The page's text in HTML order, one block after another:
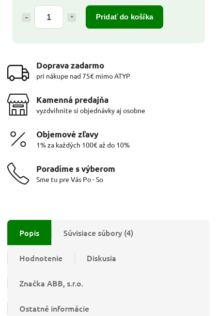
Pridať do košíka
Doprava zadarmo
pri nákupe nad 75€ mimo ATYP
Kamenná predajňa
vyzdvihnite si objednávky aj osobne
Objemové zľavy
1% za každých 100€ až do 10%
Poradíme s výberom
Sme tu pre Vás Po - So
Popis Súvisiace súbory (4)
Hodnotenie Diskusia
Značka ABB, s.r.o.
Ostatné informácie